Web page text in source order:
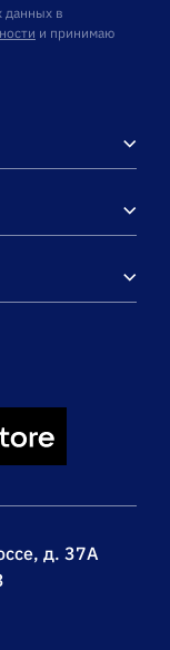
данных в
и принимаю
д. 37А